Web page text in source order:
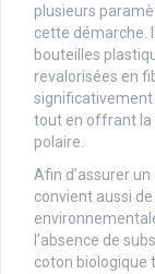
plusieurs
cette démarche.
bouteilles
revalorisées en
significativement
tout en offrant la
polaire.
Afin d’assurer
convient aussi
l’absence de
coton biologique